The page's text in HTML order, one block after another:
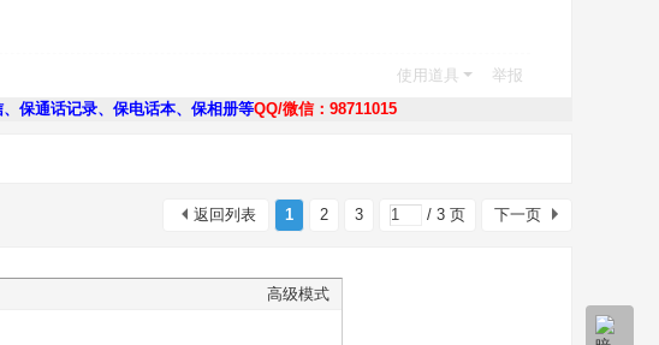
使用道具
举报
保通话记录、保电话本、保相册等QQ/微信：98711015
1 2 3 / 3 页 下一页
返回列表
高级模式